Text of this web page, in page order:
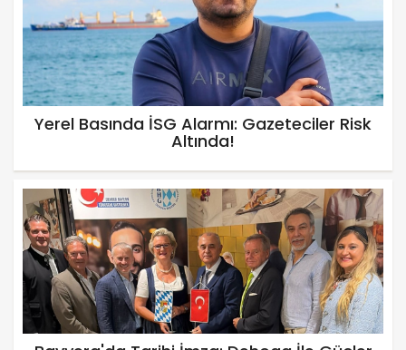
Yerel Basında İSG Alarmı: Gazeteciler Risk
Altında!